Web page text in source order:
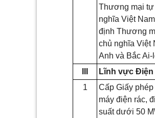
Thương mại tự
nghĩa Việt
định Thương
chủ nghĩa Việt
Anh và Bắc Ai-
Lĩnh vực
1
Cấp Giấy
máy điện rác,
suất dưới 50